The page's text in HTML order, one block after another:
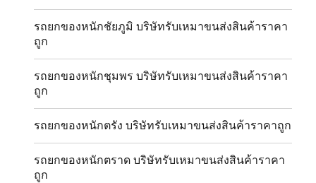
รถยกของหนักชัยภูมิ บริษัทรับเหมาขนส่งสินค้าราคา
ถูก
รถยกของหนักชุมพร บริษัทรับเหมาขนส่งสินค้าราคา
ถูก
รถยกของหนักตรัง บริษัทรับเหมาขนส่งสินค้าราคาถูก
รถยกของหนักตราด บริษัทรับเหมาขนส่งสินค้าราคา
ถูก